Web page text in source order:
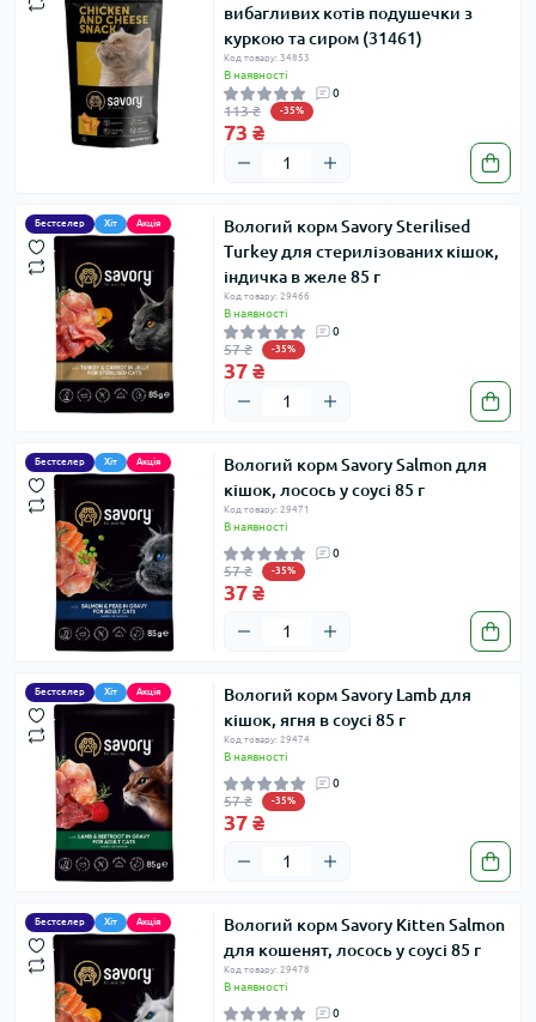
вибагливих котів подушечки з
куркою та сиром (31461)
Код товару: 34853
В наявності
0
113 ₴ -35%
73 ₴
Бестселер Хіт Акція
Вологий корм Savory Sterilised
Turkey для стерилізованих кішок,
індичка в желе 85 г
Код товару: 29466
В наявності
0
57 ₴ -35%
37 ₴
Бестселер Хіт Акція
Вологий корм Savory Salmon для
кішок, лосось у соусі 85 г
Код товару: 29471
В наявності
0
57 ₴ -35%
37 ₴
Бестселер Хіт Акція
Вологий корм Savory Lamb для
кішок, ягня в соусі 85 г
Код товару: 29474
В наявності
0
57 ₴ -35%
37 ₴
Бестселер Хіт Акція
Вологий корм Savory Kitten Salmon
для кошенят, лосось у соусі 85 г
Код товару: 29478
В наявності
0